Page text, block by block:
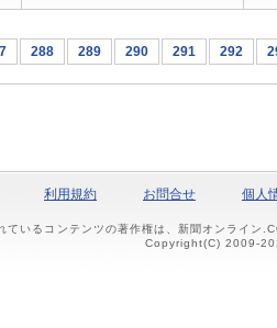
288 289 290 291 292
利用規約 お問合せ 個人
ているコンテンツの著作権は、新聞オンライン
Copyright(C) 2009-